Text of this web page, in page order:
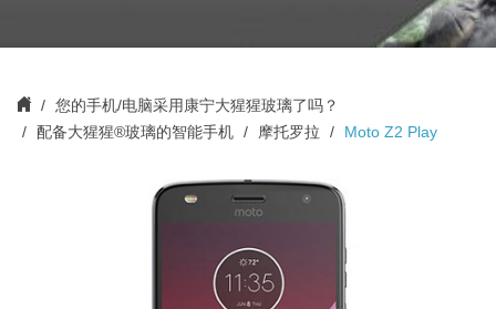
您的手机/电脑采用康宁大猩猩玻璃了吗？
配备大猩猩®玻璃的智能手机
摩托罗拉 Moto Z2 Play